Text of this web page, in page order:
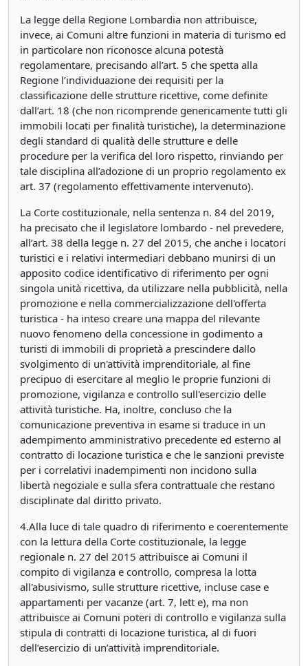
La legge della Regione Lombardia non attribuisce,
invece, ai Comuni altre funzioni in materia di turismo ed
in particolare non riconosce alcuna potestà
regolamentare, precisando all’art. 5 che spetta alla
Regione l’individuazione dei requisiti per la
classificazione delle strutture ricettive, come definite
dall’art. 18 (che non ricomprende genericamente tutti gli
immobili locati per finalità turistiche), la determinazione
degli standard di qualità delle strutture e delle
procedure per la verifica del loro rispetto, rinviando per
tale disciplina all’adozione di un proprio regolamento ex
art. 37 (regolamento effettivamente intervenuto).
La Corte costituzionale, nella sentenza n. 84 del 2019,
ha precisato che il legislatore lombardo - nel prevedere,
all’art. 38 della legge n. 27 del 2015, che anche i locatori
turistici e i relativi intermediari debbano munirsi di un
apposito codice identificativo di riferimento per ogni
singola unità ricettiva, da utilizzare nella pubblicità, nella
promozione e nella commercializzazione dell'offerta
turistica - ha inteso creare una mappa del rilevante
nuovo fenomeno della concessione in godimento a
turisti di immobili di proprietà a prescindere dallo
svolgimento di un'attività imprenditoriale, al fine
precipuo di esercitare al meglio le proprie funzioni di
promozione, vigilanza e controllo sull'esercizio delle
attività turistiche. Ha, inoltre, concluso che la
comunicazione preventiva in esame si traduce in un
adempimento amministrativo precedente ed esterno al
contratto di locazione turistica e che le sanzioni previste
per i correlativi inadempimenti non incidono sulla
libertà negoziale e sulla sfera contrattuale che restano
disciplinate dal diritto privato.
4.Alla luce di tale quadro di riferimento e coerentemente
con la lettura della Corte costituzionale, la legge
regionale n. 27 del 2015 attribuisce ai Comuni il
compito di vigilanza e controllo, compresa la lotta
all'abusivismo, sulle strutture ricettive, incluse case e
appartamenti per vacanze (art. 7, lett e), ma non
attribuisce ai Comuni poteri di controllo e vigilanza sulla
stipula di contratti di locazione turistica, al di fuori
dell’esercizio di un’attività imprenditoriale.